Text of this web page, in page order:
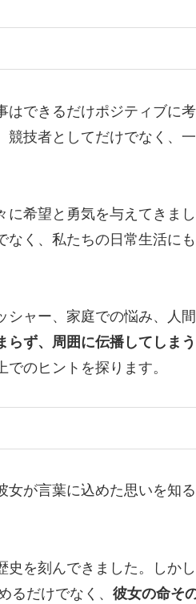
できるだけポジティブに考
技者としてだけでなく、
希望と勇気を与えてきまし
く、私たちの日常生活に
ャー、家庭での悩み、人
らず、周囲に伝播してしまう
のヒントを探ります。
が言葉に込めた思いを知
を刻んできました。しか
るだけでなく、 彼女の命そ